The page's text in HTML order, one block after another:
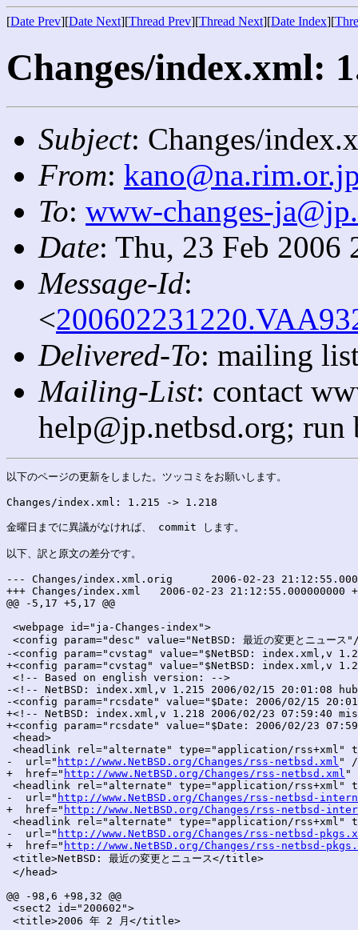
[Date Prev][Date Next][Thread Prev][Thread Next][Date Index][
Changes/index.xml:
Subject: Changes/
From:
To: www-changes-
Date: Thu, 23 Feb 2006
Message-Id:
<
Delivered-To: mailing
Mailing-List: contact
help@jp.netbsd.org;
以下のページの更新をしました。ツッコミをお願いします。
Changes/index.xml: 1.215 -> 1.218
金曜日までに異議がなければ、 commit します。
以下、訳と原文の差分です。
--- Changes/index.xml.orig	2006-02-23 21:12:55.000000000 +0900
+++ Changes/index.xml	2006-02-23 21:12:55.000000000 +0900
@@ -5,17 +5,17 @@
<webpage id="ja-Changes-index">
<config param="desc" value="NetBSD: 最近の変更とニュース
-<config param="cvstag" value="$NetBSD: index.xml,v
+<config param="cvstag" value="$NetBSD: index.xml,v
<!-- Based on english version: -->
-<!-- NetBSD: index.xml,v 1.215 2006/02/15 20:01:08
-<config param="rcsdate" value="$Date: 2006/02/15
+<!-- NetBSD: index.xml,v 1.218 2006/02/23 07:59:40
+<config param="rcsdate" value="$Date: 2006/02/23
<head>
<headlink rel="alternate" type="application/rss+xml"
-  url=" http://www.NetBSD.org/Changes/rss-netbsd.xml " /
+  href=" http://www.NetBSD.org/Changes/rss-netbsd.xml "
<headlink rel="alternate" type="application/rss+xml"
-  url=" http://www.NetBSD.org/Changes/rss-netbsd-
+  href=" http://www.NetBSD.org/Changes/rss-netbsd-
<headlink rel="alternate" type="application/rss+xml"
-  url=" http://www.NetBSD.org/Changes/rss-netbsd-
+  href=" http://www.NetBSD.org/Changes/rss-netbsd-
<title>NetBSD: 最近の変更とニュース</title>
</head>
@@ -98,6 +98,32 @@
<sect2 id="200602">
<title>2006 年 2 月</title>